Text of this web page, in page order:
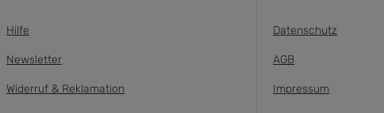
Hilfe
Newsletter
Widerruf & Reklamation
Datenschutz
AGB
Impressum